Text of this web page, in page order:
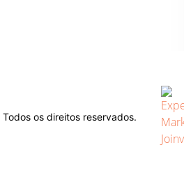
os direitos reservados.